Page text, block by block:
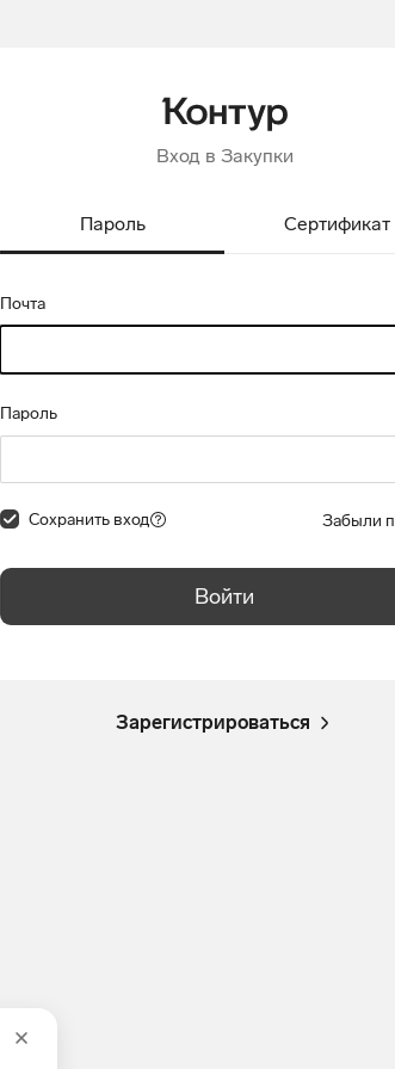
Вход в Закупки
Пароль Сертификат
Почта
Пароль
Сохранить вход Забыли
Войти
Зарегистрироваться